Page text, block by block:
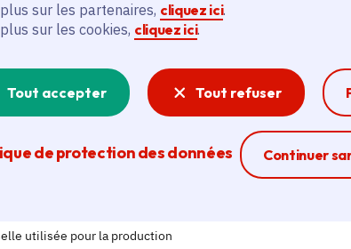
sur les partenaires, cliquez ici.
sur les cookies, cliquez ici.
Tout accepter Tout refuser
de protection des données Continuer
Ferme